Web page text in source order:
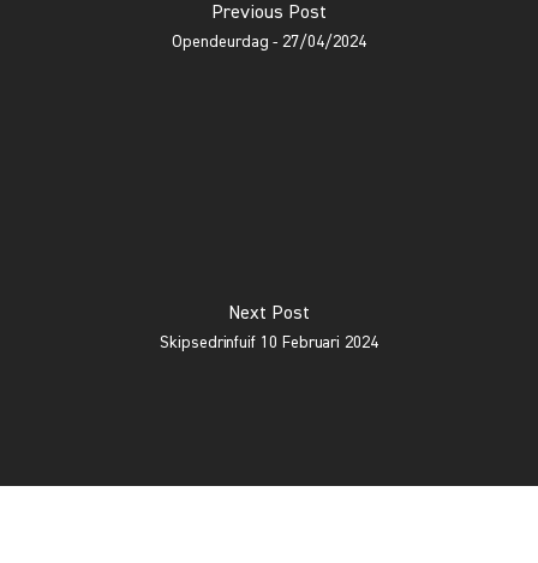
Previous Post
Opendeurdag - 27/04/2024
Next Post
Skipsedrinfuif 10 Februari 2024